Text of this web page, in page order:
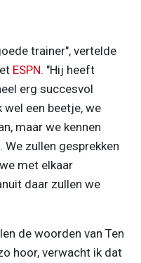
trainer", vertelde
ESPN. "Hij heeft
erg succesvol
wel een beetje, we
maar we kennen
We zullen gesprekken
met elkaar
daar zullen we
de woorden van Ten
hoor, verwacht ik dat